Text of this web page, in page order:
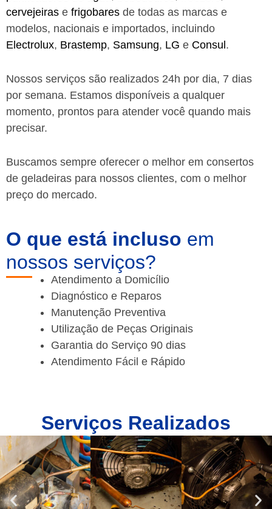
cervejeiras e frigobares de todas as marcas e
modelos, nacionais e importados, incluindo
Electrolux, Brastemp, Samsung, LG e Consul .
Nossos serviços são realizados 24h por dia, 7 dias
por semana. Estamos disponíveis a qualquer
momento, prontos para atender você quando mais
precisar.
Buscamos sempre oferecer o melhor em consertos
de geladeiras para nossos clientes, com o melhor
preço do mercado.
O que está incluso em
nossos serviços?
Atendimento a Domicílio
Diagnóstico e Reparos
Manutenção Preventiva
Utilização de Peças Originais
Garantia do Serviço 90 dias
Atendimento Fácil e Rápido
Serviços Realizados